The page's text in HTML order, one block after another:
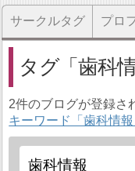
サークルタグ プロ
タグ 歯科
2件のブログが登録さ
キーワード「歯科情